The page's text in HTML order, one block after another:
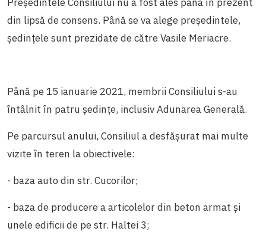
din lipsă de consens. Până se va alege președintele,
ședințele sunt prezidate de către Vasile Meriacre.
Până pe 15 ianuarie 2021, membrii Consiliului s-au
întâlnit în patru ședințe, inclusiv Adunarea Generală.
Pe parcursul anului, Consiliul a desfășurat mai multe
vizite în teren la obiectivele:
- baza auto din str. Cucorilor;
- baza de producere a articolelor din beton armat și
unele edificii de pe str. Haltei 3;